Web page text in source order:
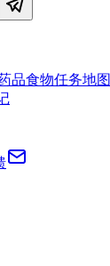
品食物任务地图